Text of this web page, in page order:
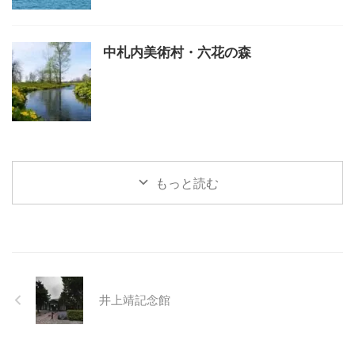
中札内美術村・六花の森
もっと読む
井上靖記念館